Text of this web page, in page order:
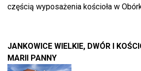
częścią wyposażenia kościoła w
JANKOWICE WIELKIE, DWÓR I
MARII PANNY